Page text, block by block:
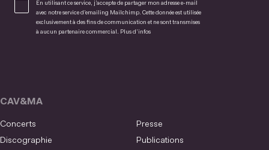
En utilisant ce service, j’accepte de partager mon adresse e-mail
avec notre service d’emailing Mailchimp. Cette donnée est utilisée
exclusivement à des fins de communication et ne sont transmises
à aucun partenaire commercial. Plus d’infos
CAV&MA
Concerts
Presse
Discographie
Publications